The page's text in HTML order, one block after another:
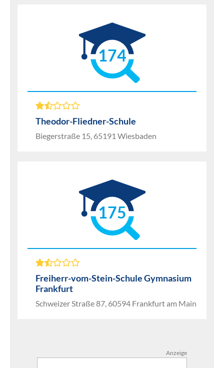
174
Theodor-Fliedner-Schule
Biegerstraße 15, 65191 Wiesbaden
175
Freiherr-vom-Stein-Schule Gymnasium
Frankfurt
Schweizer Straße 87, 60594 Frankfurt am Main
Anzeige